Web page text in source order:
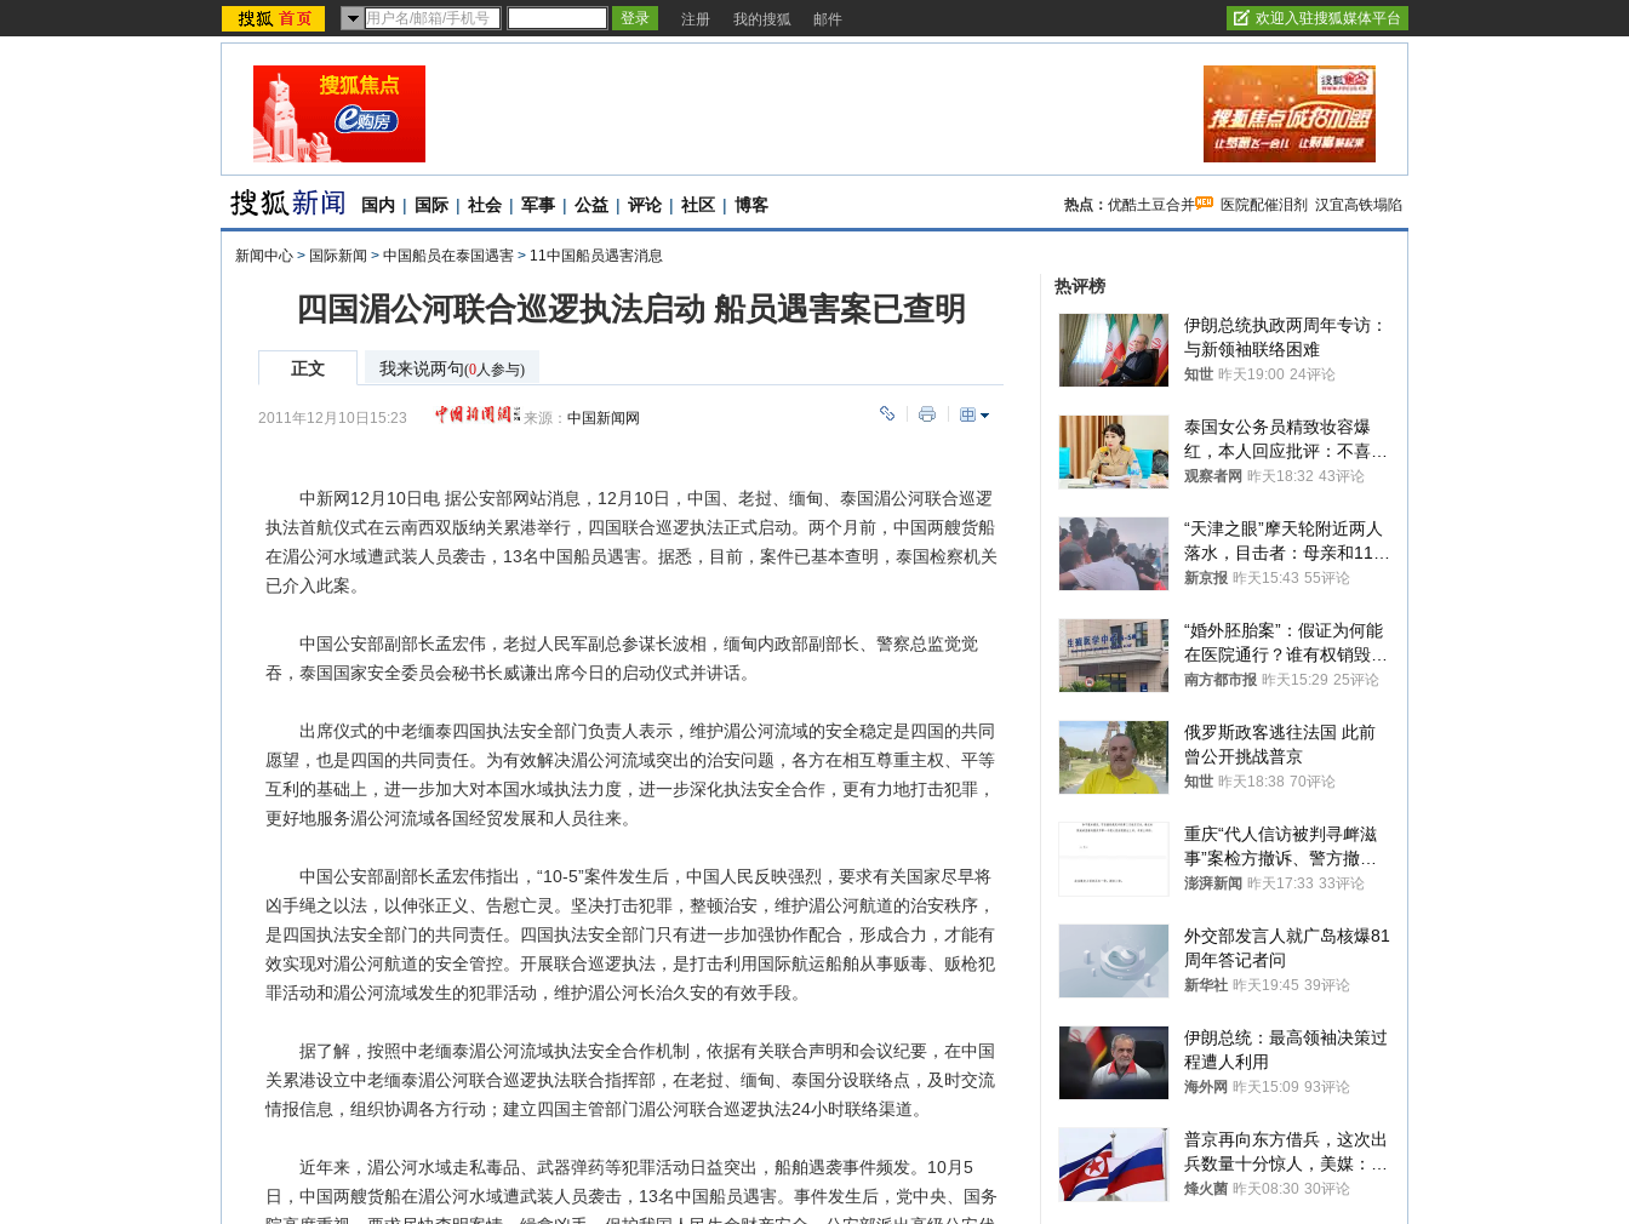
注册 我的搜狐 邮件 欢迎入驻搜狐媒体平台
国内 | 国际 | 社会 | 军事 | 公益 | 评论 | 社区 | 博客 热点： 优酷土豆合并 医院配催泪剂 汉宜高铁塌陷
新闻中心 > 国际新闻 > 中国船员在泰国遇害 > 11中国船员遇害消息
四国湄公河联合巡逻执法启动 船员遇害案已查明
正文 我来说两句(0人参与)
2011年12月10日15:23 来源： 中国新闻网
中新网12月10日电 据公安部网站消息，12月10日，中国、老挝、缅甸、泰国湄公河联合巡逻
执法首航仪式在云南西双版纳关累港举行，四国联合巡逻执法正式启动。两个月前，中国两艘货船
在湄公河水域遭武装人员袭击，13名中国船员遇害。据悉，目前，案件已基本查明，泰国检察机关
已介入此案。
中国公安部副部长孟宏伟，老挝人民军副总参谋长波相，缅甸内政部副部长、警察总监觉觉
吞，泰国国家安全委员会秘书长威谦出席今日的启动仪式并讲话。
出席仪式的中老缅泰四国执法安全部门负责人表示，维护湄公河流域的安全稳定是四国的共同
愿望，也是四国的共同责任。为有效解决湄公河流域突出的治安问题，各方在相互尊重主权、平等
互利的基础上，进一步加大对本国水域执法力度，进一步深化执法安全合作，更有力地打击犯罪，
更好地服务湄公河流域各国经贸发展和人员往来。
中国公安部副部长孟宏伟指出，“10-5”案件发生后，中国人民反映强烈，要求有关国家尽早将
凶手绳之以法，以伸张正义、告慰亡灵。坚决打击犯罪，整顿治安，维护湄公河航道的治安秩序，
是四国执法安全部门的共同责任。四国执法安全部门只有进一步加强协作配合，形成合力，才能有
效实现对湄公河航道的安全管控。开展联合巡逻执法，是打击利用国际航运船舶从事贩毒、贩枪犯
罪活动和湄公河流域发生的犯罪活动，维护湄公河长治久安的有效手段。
据了解，按照中老缅泰湄公河流域执法安全合作机制，依据有关联合声明和会议纪要，在中国
关累港设立中老缅泰湄公河联合巡逻执法联合指挥部，在老挝、缅甸、泰国分设联络点，及时交流
情报信息，组织协调各方行动；建立四国主管部门湄公河联合巡逻执法24小时联络渠道。
近年来，湄公河水域走私毒品、武器弹药等犯罪活动日益突出，船舶遇袭事件频发。10月5
日，中国两艘货船在湄公河水域遭武装人员袭击，13名中国船员遇害。事件发生后，党中央、国务
热评榜
伊朗总统执政两周年专访：
与新领袖联络困难
知世 昨天19:00 24评论
泰国女公务员精致妆容爆
红，本人回应批评：不喜欢
就别看
观察者网 昨天18:32 43评论
“天津之眼”摩天轮附近两人
落水，目击者：母亲和11岁
儿子先后被打捞上岸
新京报 昨天15:43 55评论
“婚外胚胎案”：假证为何能
在医院通行？谁有权销毁胚
胎？
南方都市报 昨天15:29 25评论
俄罗斯政客逃往法国 此前
曾公开挑战普京
知世 昨天18:38 70评论
重庆“代人信访被判寻衅滋
事”案检方撤诉、警方撤
案，两被告人获国赔
澎湃新闻 昨天17:33 33评论
外交部发言人就广岛核爆81
周年答记者问
新华社 昨天19:45 39评论
伊朗总统：最高领袖决策过
程遭人利用
海外网 昨天15:09 93评论
普京再向东方借兵，这次出
兵数量十分惊人，美媒：俄
朝要动真格？
烽火菌 昨天08:30 30评论